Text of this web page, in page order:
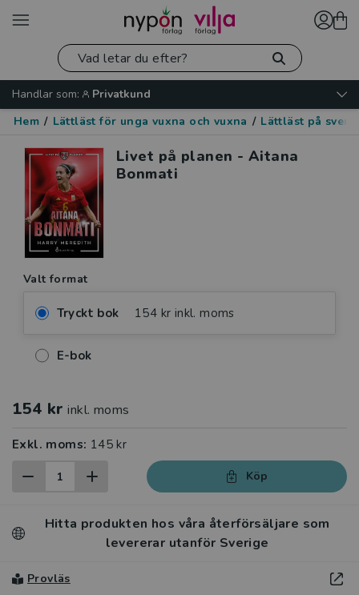
Handlar som:
Privatkund
Hem / Lättläst för unga vuxna och vuxna / Lättläst på
Livet på planen - Aitana
Bonmati
Valt format
Tryckt bok 154 kr inkl. moms
E-bok
154 kr inkl. moms
Exkl. moms: 145 kr
Köp
Hitta produkten hos våra återförsäljare som
levererar utanför Sverige
Provläs